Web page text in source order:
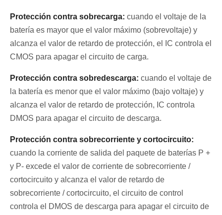
Protección contra sobrecarga: cuando el voltaje de la
batería es mayor que el valor máximo (sobrevoltaje) y
alcanza el valor de retardo de protección, el IC controla el
CMOS para apagar el circuito de carga.
Protección contra sobredescarga: cuando el voltaje de
la batería es menor que el valor máximo (bajo voltaje) y
alcanza el valor de retardo de protección, IC controla
DMOS para apagar el circuito de descarga.
Protección contra sobrecorriente y cortocircuito:
cuando la corriente de salida del paquete de baterías P +
y P- excede el valor de corriente de sobrecorriente /
cortocircuito y alcanza el valor de retardo de
sobrecorriente / cortocircuito, el circuito de control
controla el DMOS de descarga para apagar el circuito de